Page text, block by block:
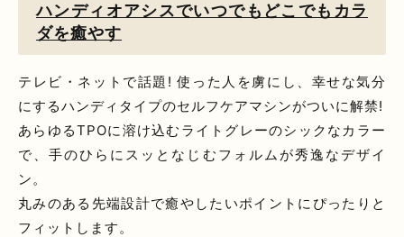
ハンディオアシスでいつでもどこでもカラ
ダを癒やす
テレビ・ネットで話題! 使った人を虜にし、幸せな気分
にするハンディタイプのセルフケアマシンがついに解禁!
あらゆるTPOに溶け込むライトグレーのシックなカラー
で、手のひらにスッとなじむフォルムが秀逸なデザイ
ン。
丸みのある先端設計で癒やしたいポイントにぴったりと
フィットします。